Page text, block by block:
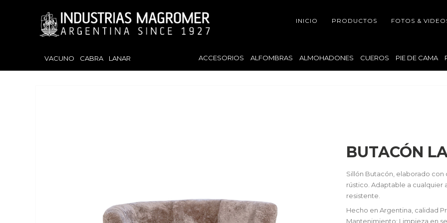
INICIO PRODUCTOS FOTOS &
VACUNO CABRA LANAR ACCESORIOS ALFOMBRAS ALMOHADONES CUEROS PIE DE CAMA
BUTACÓN
Sillón Butacón, elaborado con
rústico. Adaptable a cualquier
resistente.
Hecho en Argentina, calidad
Mantenimiento: Limpieza en